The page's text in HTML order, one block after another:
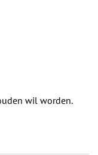
wil worden.